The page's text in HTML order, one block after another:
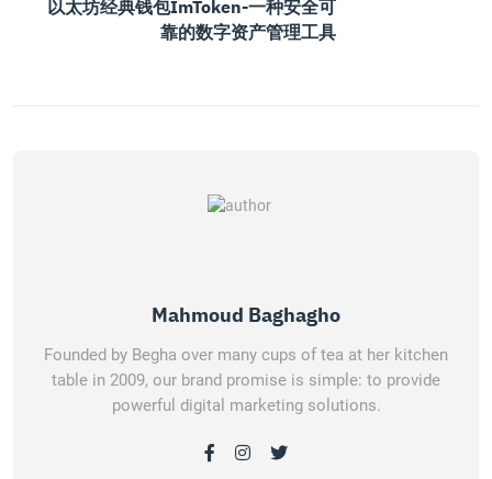
以太坊经典钱包imToken-一种安全可
靠的数字资产管理工具
Mahmoud Baghagho
Founded by Begha over many cups of tea at her kitchen
table in 2009, our brand promise is simple: to provide
powerful digital marketing solutions.